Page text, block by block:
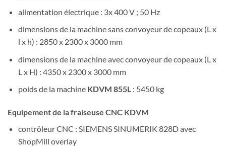
alimentation électrique : 3x 400 V ; 50 Hz
dimensions de la machine sans convoyeur de copeaux (L x
l x h) : 2850 x 2300 x 3000 mm
dimensions de la machine avec convoyeur de copeaux (L x
L x H) : 4350 x 2300 x 3000 mm
poids de la machine KDVM 855L: 5450 kg
Equipement de la fraiseuse CNC KDVM
contrôleur CNC : SIEMENS SINUMERIK 828D avec
ShopMill overlay